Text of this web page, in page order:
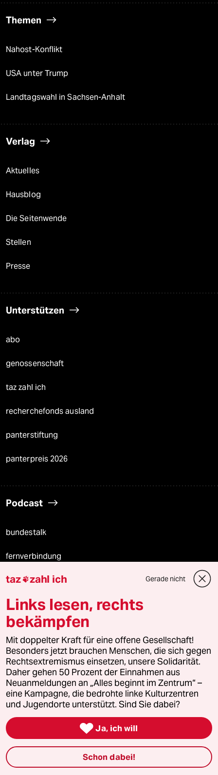
Themen
Nahost-Konflikt
USA unter Trump
Landtagswahl in Sachsen-Anhalt
Verlag
Aktuelles
Hausblog
Die Seitenwende
Stellen
Presse
Unterstützen
abo
genossenschaft
taz zahl ich
recherchefonds ausland
panterstiftung
panterpreis 2026
Podcast
bundestalk
fernverbindung
klima update°
Mauerecho
Freie Rede
reingehen
Newsletter
team zukunft
taz frisch
taz zahl ich Gerade nicht
Links lesen, rechts
bekämpfen
Mit doppelter Kraft für eine offene Gesellschaft!
Besonders jetzt brauchen Menschen, die sich gegen
Rechtsextremismus einsetzen, unsere Solidarität.
Daher gehen 50 Prozent der Einnahmen aus
Neuanmeldungen an „Alles beginnt im Zentrum“ –
eine Kampagne, die bedrohte linke Kulturzentren
und Jugendorte unterstützt. Sind Sie dabei?
 Ja, ich will
Schon dabei!